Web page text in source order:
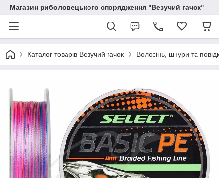
Магазин риболовецького спорядження "Везучий гачок"
Каталог товарів Везучий гачок Волосінь, шнури та